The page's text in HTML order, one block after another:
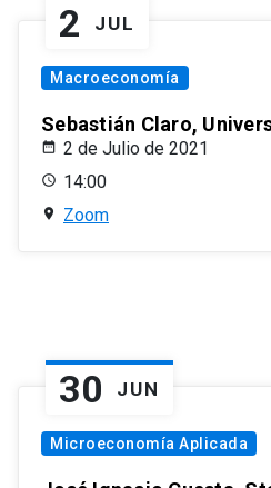
2 JUL
Macroeconomía
Sebastián Claro,
2 de Julio de 2021
14:00
Zoom
30 JUN
Microeconomía Aplicada